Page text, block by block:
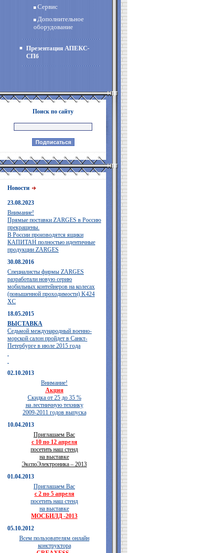
Сервис
Дополнительное
оборудование
Презентация АПЕКС-
СПб
Поиск по сайту
Новости
23.08.2023
Внимание!
Прямые поставки ZARGES в Россию
прекращены.
В России производятся ящики
КАПИТАН полностью идентичные
продукции ZARGES
30.08.2016
Специалисты фирмы ZARGES
разработали новую серию
мобильных контейнеров на колесах
(повышенной проходимости) K424
XC
18.05.2015
ВЫСТАВКА
Седьмой международный военно-
морской салон пройдет в Санкт-
Петербурге в июле 2015 года
02.10.2013
Внимание!
Акция
Скидка от 25 до 35 %
на лестничную технику
2009-2011 годов выпуска
10.04.2013
Приглашаем Вас
с 10 по 12 апреля
посетить наш стенд
на выставке
ЭкспоЭлектроника – 2013
01.04.2013
Приглашаем Вас
с 2 по 5 апреля
посетить наш стенд
на выставке
МОСБИЛД -2013
05.10.2012
Всем пользователям онлайн
конструктора